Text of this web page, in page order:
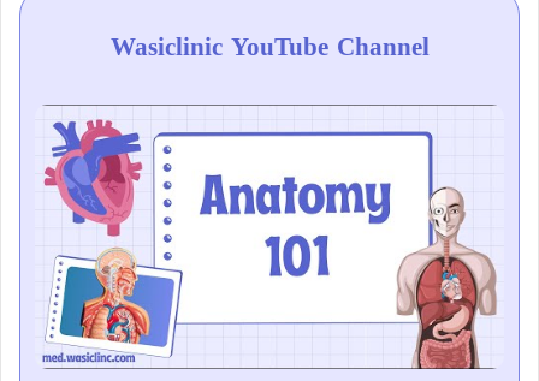
Wasiclinic YouTube Channel